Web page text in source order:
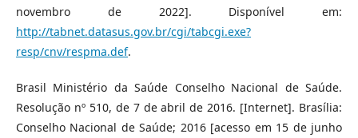
novembro de 2022]. Disponível em:
http://tabnet.datasus.gov.br/cgi/tabcgi.exe?
resp/cnv/respma.def.
Brasil Ministério da Saúde Conselho Nacional de Saúde.
Resolução nº 510, de 7 de abril de 2016. [Internet]. Brasília:
Conselho Nacional de Saúde; 2016 [acesso em 15 de junho